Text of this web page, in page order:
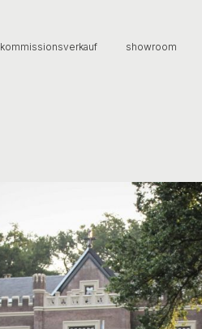
kommissionsverkauf showroom